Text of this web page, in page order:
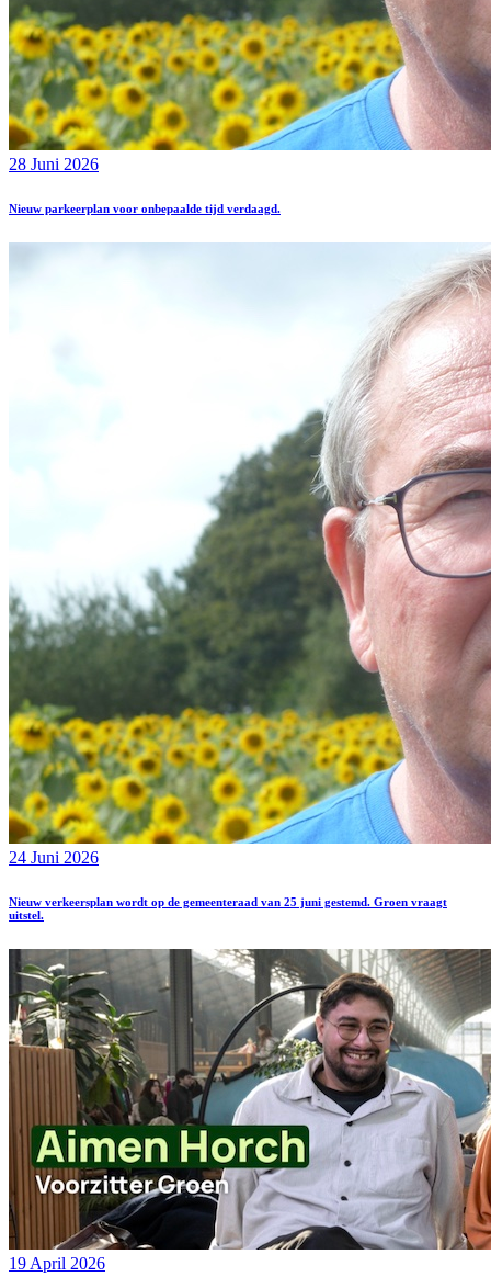
28 Juni 2026
Nieuw parkeerplan voor onbepaalde tijd verdaagd.
24 Juni 2026
Nieuw verkeersplan wordt op de gemeenteraad van 25 juni gestemd. Groen vraagt
uitstel.
19 April 2026